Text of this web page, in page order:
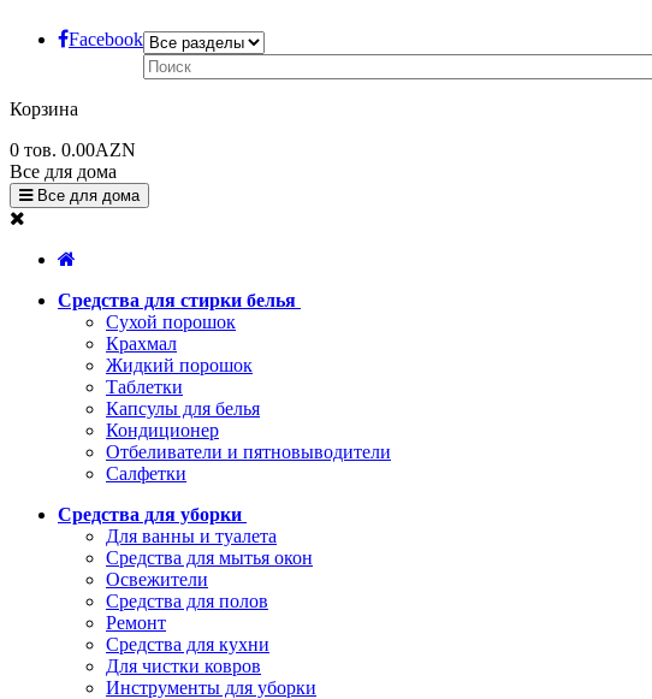
Facebook
Корзина
0 тов. 0.00AZN
Все для дома
Все для дома
Средства для стирки белья
Сухой порошок
Крахмал
Жидкий порошок
Таблетки
Капсулы для белья
Кондиционер
Отбеливатели и пятновыводители
Салфетки
Средства для уборки
Для ванны и туалета
Средства для мытья окон
Освежители
Средства для полов
Ремонт
Средства для кухни
Для чистки ковров
Инструменты для уборки